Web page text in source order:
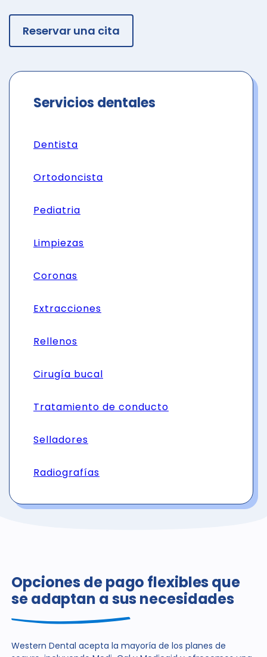
Reservar una cita
Servicios dentales
Dentista
Ortodoncista
Pediatria
Limpiezas
Coronas
Extracciones
Rellenos
Cirugía bucal
Tratamiento de conducto
Selladores
Radiografías
Opciones de pago flexibles que
se adaptan a sus necesidades
Western Dental acepta la mayoría de los planes de